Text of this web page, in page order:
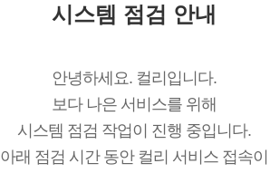
시스템 점검 안내
안녕하세요. 컬리입니다.
보다 나은 서비스를 위해
시스템 점검 작업이 진행 중입니다.
아래 점검 시간 동안 컬리 서비스 접속이